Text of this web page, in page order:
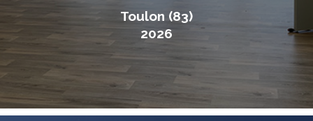
Toulon (83)
2026